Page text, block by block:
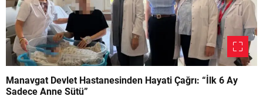
Manavgat Devlet Hastanesinden Hayati Çağrı: “İlk 6 Ay
Sadece Anne Sütü”